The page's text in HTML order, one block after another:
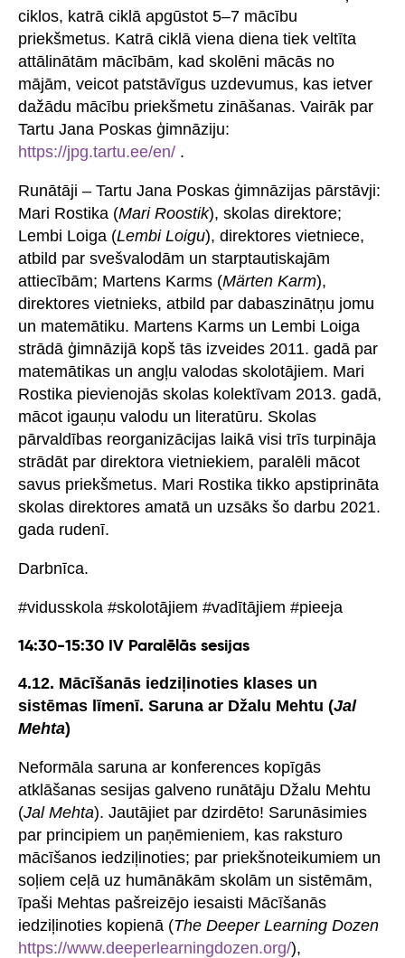
ciklos, katrā ciklā apgūstot 5–7 mācību
priekšmetus. Katrā ciklā viena diena tiek veltīta
attālinātām mācībām, kad skolēni mācās no
mājām, veicot patstāvīgus uzdevumus, kas ietver
dažādu mācību priekšmetu zināšanas. Vairāk par
Tartu Jana Poskas ģimnāziju:
https://jpg.tartu.ee/en/ .
Runātāji – Tartu Jana Poskas ģimnāzijas pārstāvji:
Mari Rostika (Mari Roostik), skolas direktore;
Lembi Loiga (Lembi Loigu), direktores vietniece,
atbild par svešvalodām un starptautiskajām
attiecībām; Martens Karms (Märten Karm),
direktores vietnieks, atbild par dabaszinātņu jomu
un matemātiku. Martens Karms un Lembi Loiga
strādā ģimnāzijā kopš tās izveides 2011. gadā par
matemātikas un angļu valodas skolotājiem. Mari
Rostika pievienojās skolas kolektīvam 2013. gadā,
mācot igauņu valodu un literatūru. Skolas
pārvaldības reorganizācijas laikā visi trīs turpināja
strādāt par direktora vietniekiem, paralēli mācot
savus priekšmetus. Mari Rostika tikko apstiprināta
skolas direktores amatā un uzsāks šo darbu 2021.
gada rudenī.
Darbnīca.
#vidusskola #skolotājiem #vadītājiem #pieeja
14:30-15:30 IV Paralēlās sesijas
4.12. Mācīšanās iedziļinoties klases un
sistēmas līmenī. Saruna ar Džalu Mehtu (Jal
Mehta)
Neformāla saruna ar konferences kopīgās
atklāšanas sesijas galveno runātāju Džalu Mehtu
(Jal Mehta). Jautājiet par dzirdēto! Sarunāsimies
par principiem un paņēmieniem, kas raksturo
mācīšanos iedziļinoties; par priekšnoteikumiem un
soļiem ceļā uz humānākām skolām un sistēmām,
īpaši Mehtas pašreizējo iesaisti Mācīšanās
iedziļinoties kopienā (The Deeper Learning Dozen
https://www.deeperlearningdozen.org/),